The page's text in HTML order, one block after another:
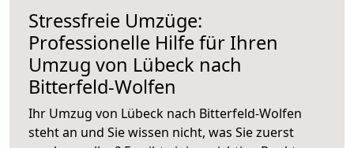
Stressfreie Umzüge:
Professionelle Hilfe für Ihren
Umzug von Lübeck nach
Bitterfeld-Wolfen
Ihr Umzug von Lübeck nach Bitterfeld-Wolfen
steht an und Sie wissen nicht, was Sie zuerst